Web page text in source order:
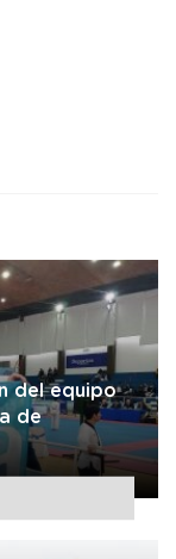
del equipo
de